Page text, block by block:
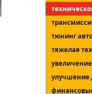
тюнинг
тяжелая